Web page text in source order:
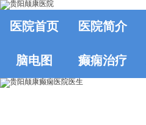
医院首页 医院简介
脑电图 癫痫治疗